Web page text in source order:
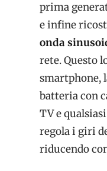
prima
e infine
onda
rete. Questo
smartphone,
batteria con
TV e
regola i giri
riducendo